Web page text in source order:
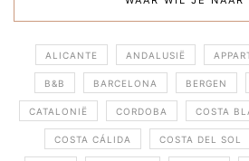
ALICANTE ANDALUSIË
B&B BARCELONA BERGEN
CATALONIË CORDOBA COSTA
COSTA CÁLIDA COSTA DEL SOL